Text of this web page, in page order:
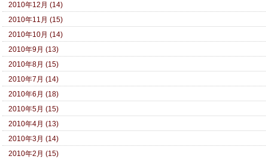
2010年12月 (14)
2010年11月 (15)
2010年10月 (14)
2010年9月 (13)
2010年8月 (15)
2010年7月 (14)
2010年6月 (18)
2010年5月 (15)
2010年4月 (13)
2010年3月 (14)
2010年2月 (15)